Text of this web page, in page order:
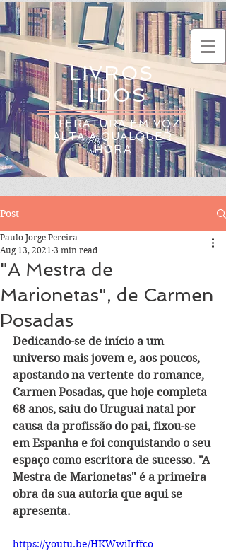
LIVROS
LIDOS
LITERATURA EM VOZ
ALTA A QUALQUER
HORA
Post
"A Mestra de
Marionetas", de Carmen
Posadas
Paulo Jorge Pereira
Aug 13, 2021 3 min read
Dedicando-se de início a um
universo mais jovem e, aos poucos,
apostando na vertente do romance,
Carmen Posadas, que hoje completa
68 anos, saiu do Uruguai natal por
causa da profissão do pai, fixou-se
em Espanha e foi conquistando o seu
espaço como escritora de sucesso. "A
Mestra de Marionetas" é a primeira
obra da sua autoria que aqui se
apresenta.
https://youtu.be/HKWwiIrffco